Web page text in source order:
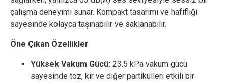
çalışma deneyimi sunar. Kompakt tasarımı ve hafifliği
sayesinde kolayca taşınabilir ve saklanabilir.
Öne Çıkan Özellikler
Yüksek Vakum Gücü: 23.5 kPa vakum gücü
sayesinde toz, kir ve diğer partikülleri etkili bir